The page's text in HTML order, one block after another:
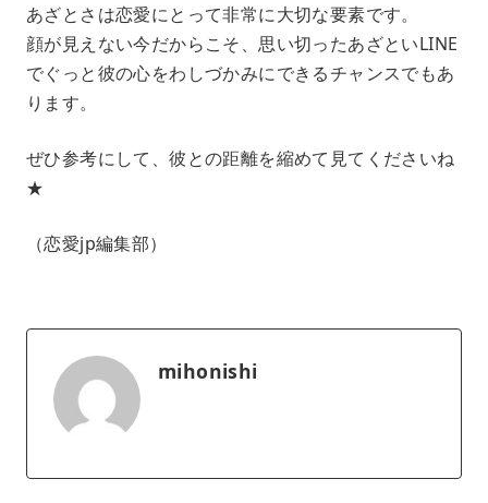
あざとさは恋愛にとって非常に大切な要素です。
顔が見えない今だからこそ、思い切ったあざといLINE
でぐっと彼の心をわしづかみにできるチャンスでもあ
ります。
ぜひ参考にして、彼との距離を縮めて見てくださいね
★
（恋愛jp編集部）
mihonishi